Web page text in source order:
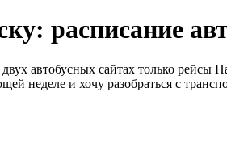
расписание
автобусных сайтах только
неделе и хочу разобраться с